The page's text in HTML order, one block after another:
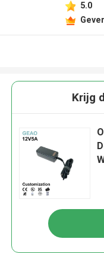
5.0
Krijg